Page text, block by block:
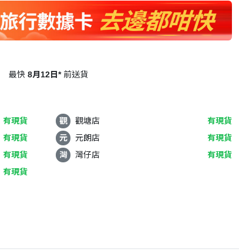
最快 8月12日* 前送貨
有現貨 觀 觀塘店
有現貨
有現貨 元 元朗店
有現貨
有現貨 灣 灣仔店
有現貨
有現貨